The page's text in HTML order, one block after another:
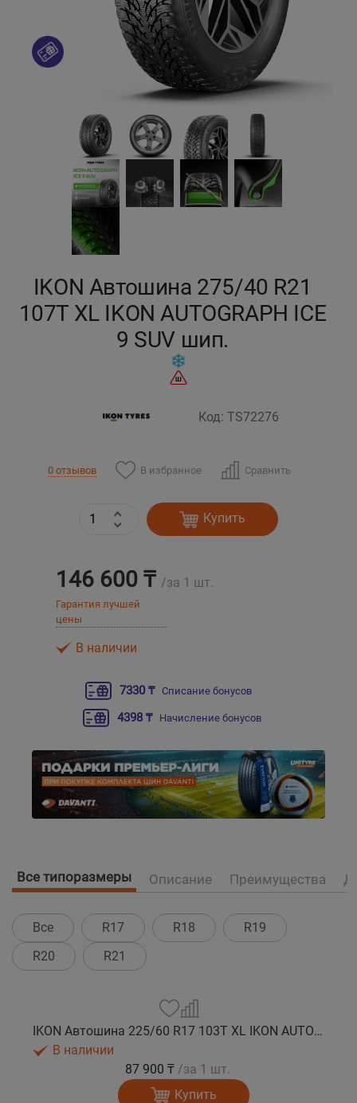
IKON Автошина 275/40 R21
107T XL IKON AUTOGRAPH ICE
9 SUV шип.
Код: TS72276
0 отзывов В избранное Сравнить
Купить
146 600 ₸ /за 1 шт.
Гарантия лучшей
цены
В наличии
7330 ₸ Списание бонусов
4398 ₸ Начисление бонусов
Все типоразмеры Описание Преимущества
Все R17 R18
R19
R20
R21
IKON Автошина 225/60 R17 103T XL IKON AUTOGRAPH ICE 9 SUV шип.
В наличии
87 900 ₸ /за 1 шт.
Купить
Костанай
Петропавловск
Тараз
Шымкент